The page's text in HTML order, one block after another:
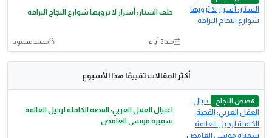
خلف الستار: أسرار لا ترويها شوارع النجاح البراقة
منذ 3 أيام محمد محمود
أكثر المقالات تقييمًا هذا الأسبوع
قصص النجاح
اغتيال العقل العربي: القصة الكاملة لرحيل العالمة
سميرة موسى الغامض